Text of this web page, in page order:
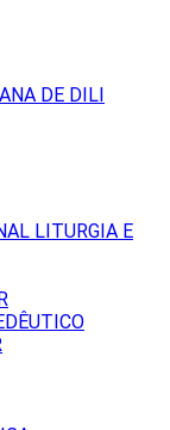
DE DILI
LITURGIA E